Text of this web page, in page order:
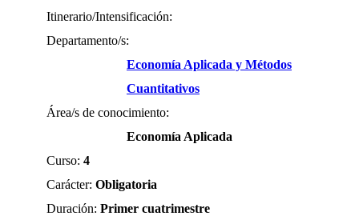
Itinerario/Intensificación:
Departamento/s:
Economía Aplicada y Métodos
Cuantitativos
Área/s de conocimiento:
Economía Aplicada
Curso: 4
Carácter: Obligatoria
Duración: Primer cuatrimestre